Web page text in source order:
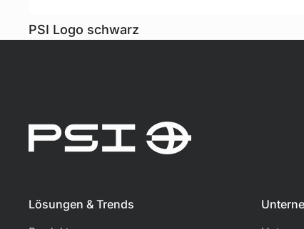
PSI Logo schwarz
Lösungen & Trends